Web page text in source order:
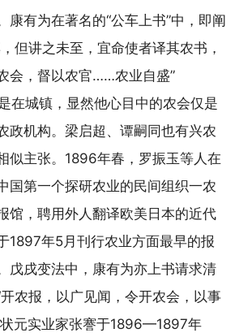
康有为在著名的“公车上书”中，即阐
但讲之未至，宜命使者译其农书，
会，督以农官……农业自盛”
在城镇，显然他心目中的农会仅是
政机构。梁启超、谭嗣同也有兴农
似主张。1896年春，罗振玉等人在
国第一个探研农业的民间组织一农
馆，聘用外人翻译欧美日本的近代
1897年5月刊行农业方面最早的报
戊戌变法中，康有为亦上书请求清
农报，以广见闻，令开农会，以事
状元实业家张謇于1896—1897年